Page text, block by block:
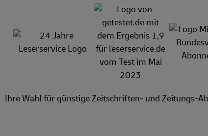
Ihre Wahl für günstige Zeitschriften- und Zeitungs-